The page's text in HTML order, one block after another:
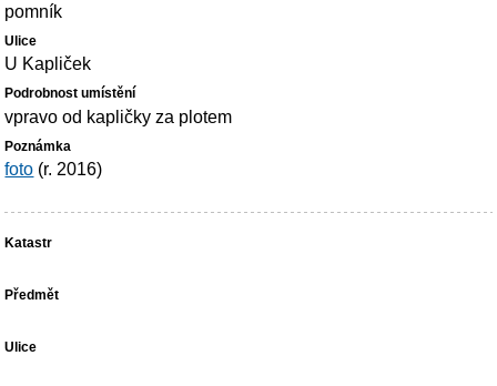
pomník
U Kapliček
vpravo od kapličky za plotem
foto (r. 2016)